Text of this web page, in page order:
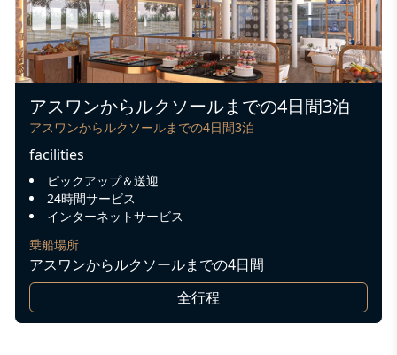
アスワンからルクソールまでの4日間3泊
アスワンからルクソールまでの4日間3泊
facilities
ピックアップ＆送迎
24時間サービス
インターネットサービス
乗船場所
アスワンからルクソールまでの4日間
全行程